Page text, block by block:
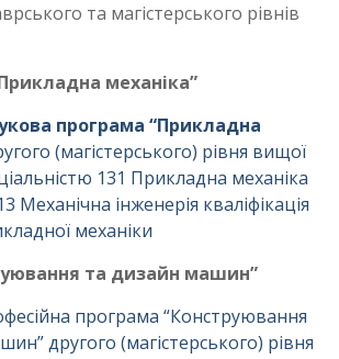
та магістерського рівнів
механіка”
програма “Прикладна
(магістерського) рівня вищої
131 Прикладна механіка
Механічна інженерія кваліфікація
механіки
та дизайн машин”
програма “Конструювання
другого (магістерського) рівня